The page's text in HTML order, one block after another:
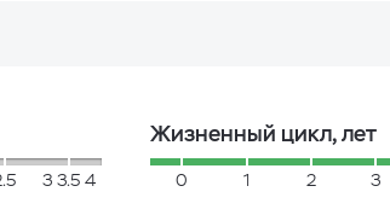
3 3.5 4
Жизненный цикл, лет
0 1 2 3